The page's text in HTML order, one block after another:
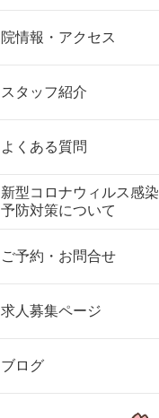
院情報・アクセス
スタッフ紹介
よくある質問
新型コロナウィルス感染
予防対策について
ご予約・お問合せ
求人募集ページ
ブログ